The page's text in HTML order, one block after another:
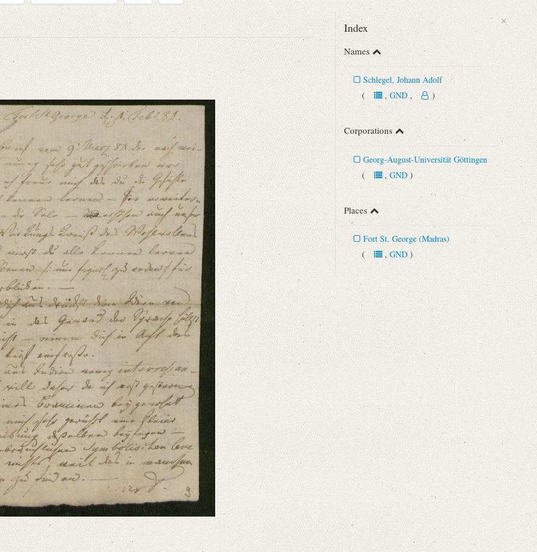
romantischen Schule. In: Zeitschrift für die österreichischen Gymnasien 43 (1892), S. 291‒293.
sehr [...]“
×
Index
Names
Schlegel, Johann Adolf
(, GND, )
Corporations
Georg-August-Universität Göttingen
(, GND)
Places
Fort St. George (Madras)
(, GND)